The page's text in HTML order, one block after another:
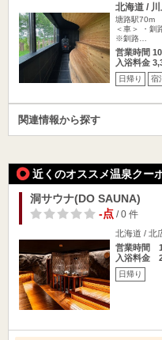
北海道 /
塘路駅70m
＜車＞ ・釧
※釧路…
営業時間
入浴料金
日帰り 宿
関連情報から探す
近くのオススメ温泉クー
洞サウナ(DO SAUNA)
-点/ 0 件
北海道 / 北
営業時間
入浴料金
日帰り